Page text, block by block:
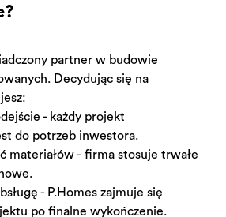
partner w budowie
Decydując się na
- każdy projekt
do potrzeb inwestora.
materiałów - firma stosuje trwałe
- P.Homes zajmuje się
po finalne wykończenie.